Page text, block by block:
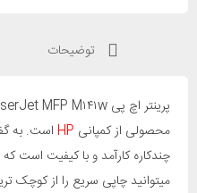
توضیحات
محصولی از کمپانی HP است. به
چندکاره کارآمد و با کیفیت است
میتوانید چاپی سریع را از کوچک